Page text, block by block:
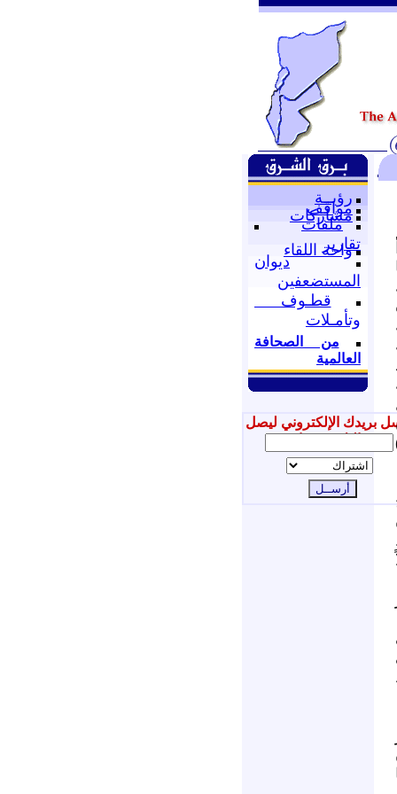
رؤيــة
مواقف
مشاركات
ملفات
تقارير
واحة اللقاء
ديوان
المستضعفين
قطـوف
وتأمـلات
من الصحافة
العالمية
بريدك الإلكتروني ليصل
إليك جديدنا